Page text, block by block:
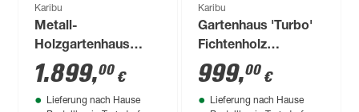
Karibu
Metall-
Holzgartenhaus
'Meteor 6 A'
Fichtenholz
naturbelassen
1.899,00 €
Lieferung nach Hause
Karibu
Gartenhaus 'Turbo'
Fichtenholz
naturbelassen 246 x
197 x 186 cm
999,00 €
Lieferung nach Hause